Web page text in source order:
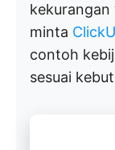
kekurangan
minta
contoh
sesuai